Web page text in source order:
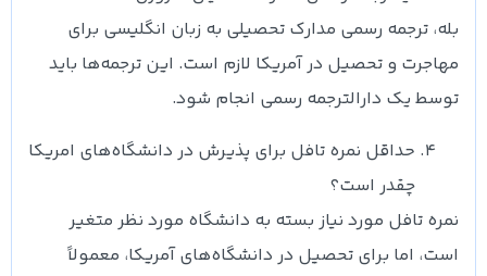
بله، ترجمه رسمی مدارک تحصیلی به زبان انگلیسی برای
مهاجرت و تحصیل در آمریکا لازم است. این ترجمه‌ها باید
توسط یک دارالترجمه رسمی انجام شود.
حداقل نمره تافل برای پذیرش در دانشگاه‌های امریکا
چقدر است؟
نمره تافل مورد نیاز بسته به دانشگاه مورد نظر متغیر
است، اما برای تحصیل در دانشگاه‌های آمریکا، معمولاً